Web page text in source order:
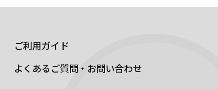
ご利用ガイド
よくあるご質問・お問い合わせ